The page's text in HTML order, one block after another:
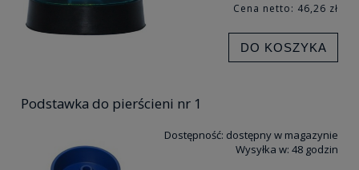
Cena netto: 46,26 zł
DO KOSZYKA
Podstawka do pierścieni nr 1
Dostępność: dostępny w magazynie
Wysyłka w: 48 godzin